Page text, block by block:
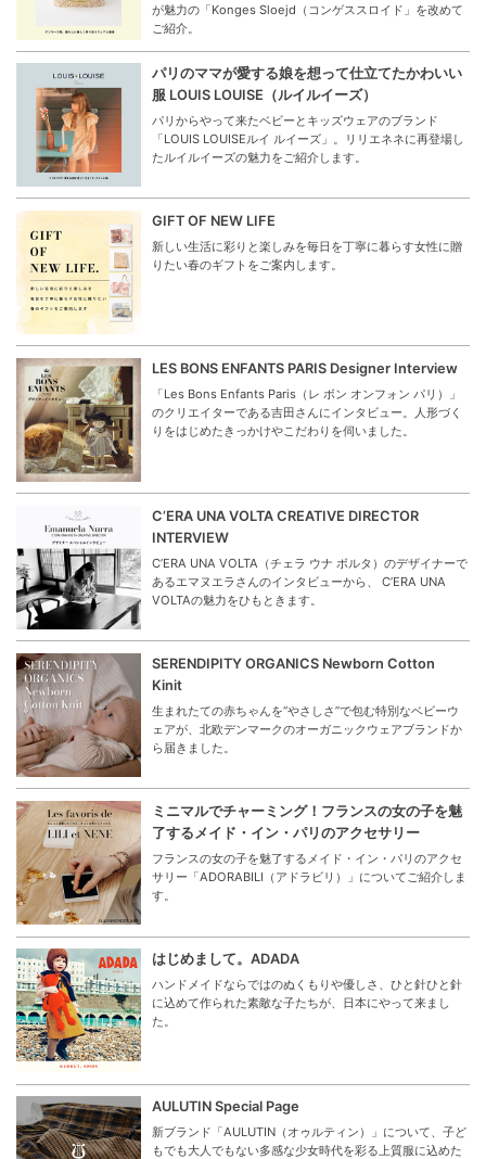
が魅力の「Konges Sloejd（コンゲススロイド」を改めて
ご紹介。
パリのママが愛する娘を想って仕立てたかわいい
服 LOUIS LOUISE（ルイルイーズ）
パリからやって来たベビーとキッズウェアのブランド
「LOUIS LOUISEルイ ルイーズ」。リリエネネに再登場し
たルイルイーズの魅力をご紹介します。
GIFT OF NEW LIFE
新しい生活に彩りと楽しみを毎日を丁寧に暮らす女性に贈
りたい春のギフトをご案内します。
LES BONS ENFANTS PARIS Designer Interview
「Les Bons Enfants Paris（レ ボン オンフォン パリ）」
のクリエイターである吉田さんにインタビュー。人形づく
りをはじめたきっかけやこだわりを伺いました。
C’ERA UNA VOLTA CREATIVE DIRECTOR
INTERVIEW
C’ERA UNA VOLTA（チェラ ウナ ボルタ）のデザイナーで
あるエマヌエラさんのインタビューから、 C’ERA UNA
VOLTAの魅力をひもときます。
SERENDIPITY ORGANICS Newborn Cotton
Kinit
生まれたての赤ちゃんを“やさしさ”で包む特別なベビーウ
ェアが、北欧デンマークのオーガニックウェアブランドか
ら届きました。
ミニマルでチャーミング！フランスの女の子を魅
了するメイド・イン・パリのアクセサリー
フランスの女の子を魅了するメイド・イン・パリのアクセ
サリー「ADORABILI（アドラビリ）」についてご紹介しま
す。
はじめまして。ADADA
ハンドメイドならではのぬくもりや優しさ、ひと針ひと針
に込めて作られた素敵な子たちが、日本にやって来まし
た。
AULUTIN Special Page
新ブランド「AULUTIN（オゥルティン）」について、子ど
もでも大人でもない多感な少女時代を彩る上質服に込めた